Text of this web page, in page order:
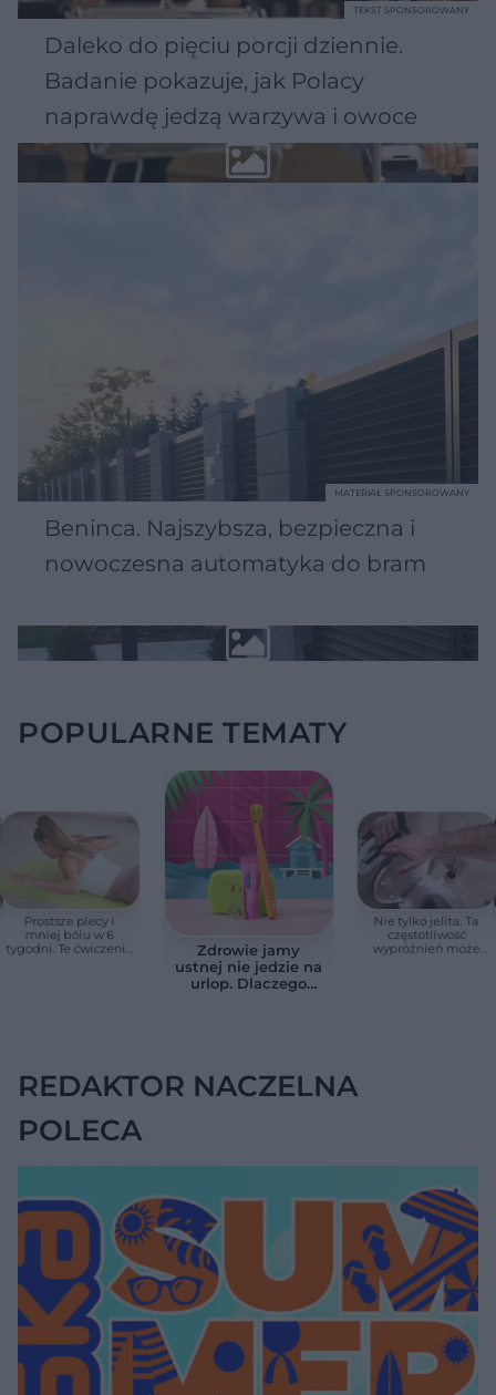
Daleko do pięciu porcji dziennie.
Badanie pokazuje, jak Polacy
naprawdę jedzą warzywa i owoce
TEKST SPONSOROWANY
Beninca. Najszybsza, bezpieczna i
nowoczesna automatyka do bram
MATERIAŁ SPONSOROWANY
POPULARNE TEMATY
Prostsze plecy i
mniej bólu w 6
tygodni. Te ćwiczenia
Zdrowie jamy
ustnej nie jedzie na
urlop. Dlaczego
Nie tylko jelita. Ta
częstotliwość
wypróżnień może
REDAKTOR NACZELNA
POLECA